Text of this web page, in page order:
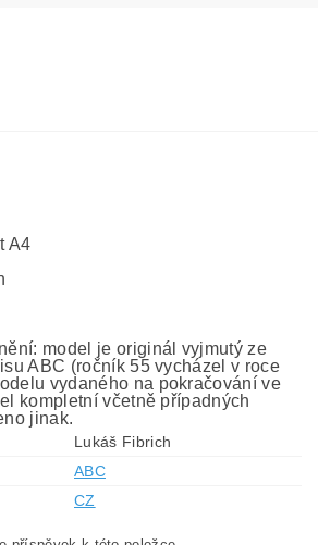
A4
model je originál vyjmutý ze
ABC (ročník 55 vycházel v roce
vydaného na pokračování ve
kompletní včetně případných
jinak.
Lukáš Fibrich
ABC
CZ